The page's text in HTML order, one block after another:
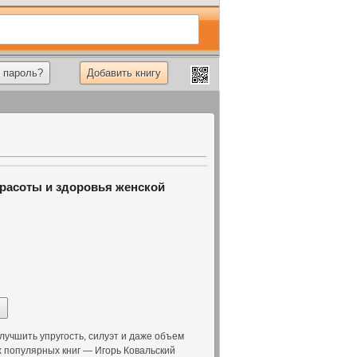
Добавить книгу
и здоровья женской
упругость, силуэт и даже объем
книг — Игорь Ковальский